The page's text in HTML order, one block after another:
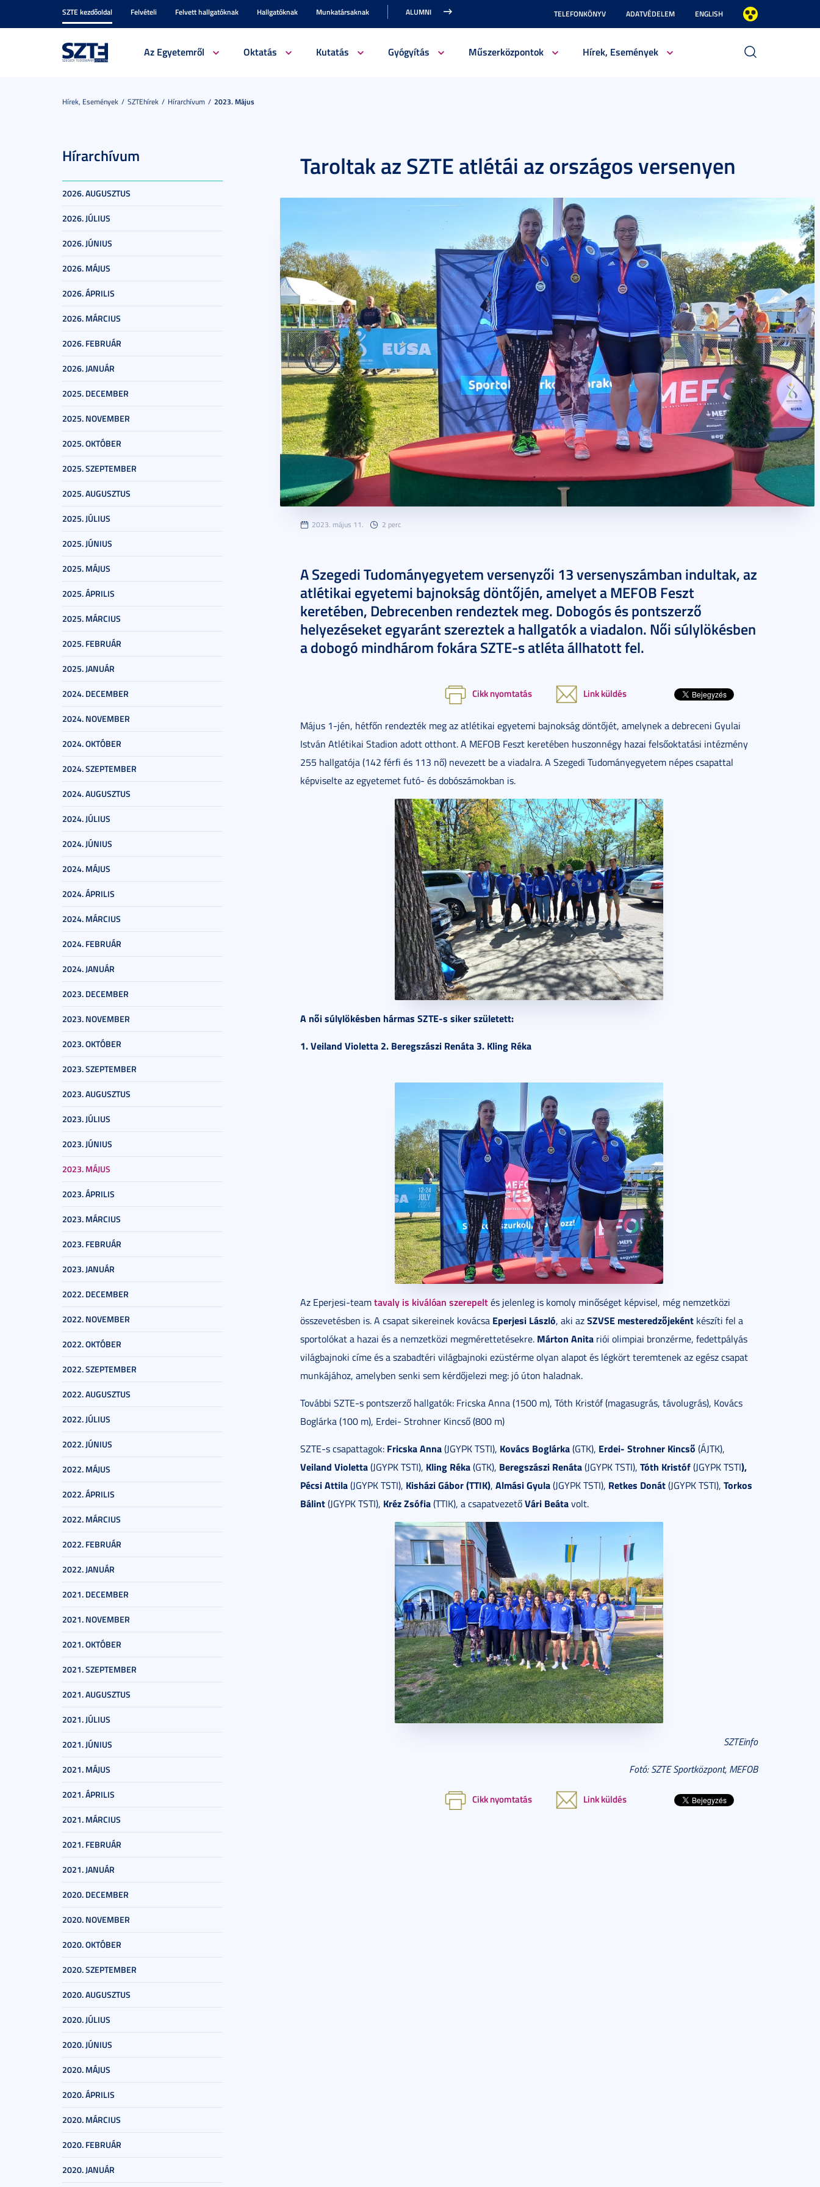
SZTE kezdőoldal Felvételi Felvett hallgatóknak Hallgatóknak Munkatársaknak ALUMNI TELEFONKÖNYV ADATVÉDELEM ENGLISH
Az Egyetemről Oktatás Kutatás Gyógyítás Műszerközpontok Hírek, Események
Hírek, Események SZTEhírek Hírarchívum 2023. Május
Hírarchívum
2026. AUGUSZTUS
2026. JÚLIUS
2026. JÚNIUS
2026. MÁJUS
2026. ÁPRILIS
2026. MÁRCIUS
2026. FEBRUÁR
2026. JANUÁR
2025. DECEMBER
2025. NOVEMBER
2025. OKTÓBER
2025. SZEPTEMBER
2025. AUGUSZTUS
2025. JÚLIUS
2025. JÚNIUS
2025. MÁJUS
2025. ÁPRILIS
2025. MÁRCIUS
2025. FEBRUÁR
2025. JANUÁR
2024. DECEMBER
2024. NOVEMBER
2024. OKTÓBER
2024. SZEPTEMBER
2024. AUGUSZTUS
2024. JÚLIUS
2024. JÚNIUS
2024. MÁJUS
2024. ÁPRILIS
2024. MÁRCIUS
2024. FEBRUÁR
2024. JANUÁR
2023. DECEMBER
2023. NOVEMBER
2023. OKTÓBER
2023. SZEPTEMBER
2023. AUGUSZTUS
2023. JÚLIUS
2023. JÚNIUS
2023. MÁJUS
2023. ÁPRILIS
2023. MÁRCIUS
2023. FEBRUÁR
2023. JANUÁR
2022. DECEMBER
2022. NOVEMBER
2022. OKTÓBER
2022. SZEPTEMBER
2022. AUGUSZTUS
2022. JÚLIUS
2022. JÚNIUS
2022. MÁJUS
2022. ÁPRILIS
2022. MÁRCIUS
2022. FEBRUÁR
2022. JANUÁR
2021. DECEMBER
2021. NOVEMBER
2021. OKTÓBER
2021. SZEPTEMBER
2021. AUGUSZTUS
2021. JÚLIUS
2021. JÚNIUS
2021. MÁJUS
2021. ÁPRILIS
2021. MÁRCIUS
2021. FEBRUÁR
2021. JANUÁR
2020. DECEMBER
2020. NOVEMBER
2020. OKTÓBER
2020. SZEPTEMBER
2020. AUGUSZTUS
2020. JÚLIUS
2020. JÚNIUS
2020. MÁJUS
2020. ÁPRILIS
2020. MÁRCIUS
2020. FEBRUÁR
2020. JANUÁR
Taroltak az SZTE atlétái az országos versenyen
2023. május 11. 2 perc
A Szegedi Tudományegyetem versenyzői 13 versenyszámban indultak, az
atlétikai egyetemi bajnokság döntőjén, amelyet a MEFOB Feszt
keretében, Debrecenben rendeztek meg. Dobogós és pontszerző
helyezéseket egyaránt szereztek a hallgatók a viadalon. Női súlylökésben
a dobogó mindhárom fokára SZTE-s atléta állhatott fel.
Cikk nyomtatás Link küldés
Május 1-jén, hétfőn rendezték meg az atlétikai egyetemi bajnokság döntőjét, amelynek a debreceni Gyulai
István Atlétikai Stadion adott otthont. A MEFOB Feszt keretében huszonnégy hazai felsőoktatási intézmény
255 hallgatója (142 férfi és 113 nő) nevezett be a viadalra. A Szegedi Tudományegyetem népes csapattal
képviselte az egyetemet futó- és dobószámokban is.
A női súlylökésben hármas SZTE-s siker született:
1. Veiland Violetta 2. Beregszászi Renáta 3. Kling Réka
Az Eperjesi-teamtavaly is kiválóan szerepeltés jelenleg is komoly minőséget képvisel, még nemzetközi
összevetésben is. A csapat sikereinek kovácsa Eperjesi László, aki azSZVSE mesteredzőjeként készíti fel a
sportolókat a hazai és a nemzetközi megmérettetésekre. Márton Anita riói olimpiai bronzérme, fedettpályás
világbajnoki címe és a szabadtéri világbajnoki ezüstérme olyan alapot és légkört teremtenek az egész csapat
munkájához, amelyben senki sem kérdőjelezi meg: jó úton haladnak.
További SZTE-s pontszerző hallgatók: Fricska Anna (1500 m), Tóth Kristóf (magasugrás, távolugrás), Kovács
Boglárka (100 m), Erdei- Strohner Kincső (800 m)
SZTE-s csapattagok: Fricska Anna(JGYPK TSTI), Kovács Boglárka(GTK), Erdei- Strohner Kincső (ÁJTK),
Veiland Violetta(JGYPK TSTI), Kling Réka(GTK), Beregszászi Renáta(JGYPK TSTI), Tóth Kristóf(JGYPK TSTI),
Pécsi Attila(JGYPK TSTI), Kisházi Gábor (TTIK), Almási Gyula(JGYPK TSTI), Retkes Donát(JGYPK TSTI), Torkos
Bálint(JGYPK TSTI), Kréz Zsófia(TTIK), a csapatvezetőVári Beátavolt.
SZTEinfo
Fotó: SZTE Sportközpont, MEFOB
Cikk nyomtatás Link küldés